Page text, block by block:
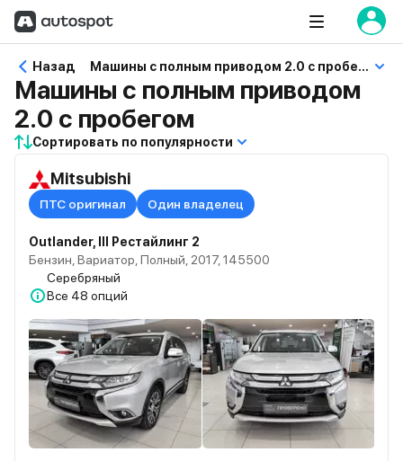
Назад Машины с полным приводом 2.0 с пробегом
Машины с полным приводом
2.0 с пробегом
Сортировать по популярности
Mitsubishi
ПТС оригинал Один владелец
Outlander, III Рестайлинг 2
Бензин, Вариатор, Полный, 2017, 145500
Серебряный
Все 48 опций